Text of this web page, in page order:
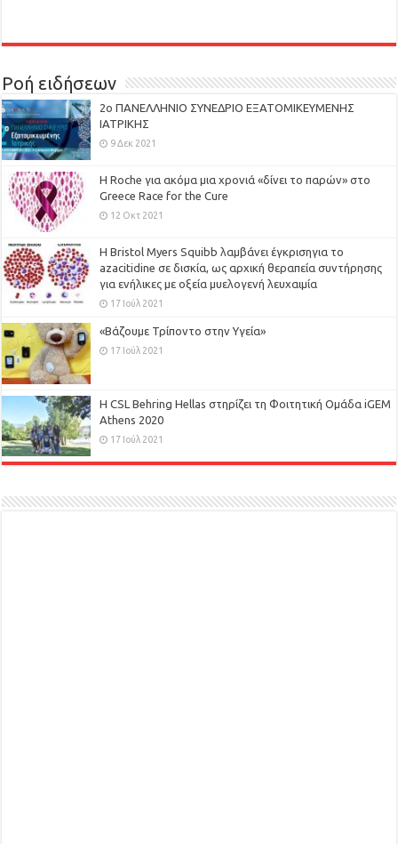
Ροή ειδήσεων
2ο ΠΑΝΕΛΛΗΝΙΟ ΣΥΝΕΔΡΙΟ ΕΞΑΤΟΜΙΚΕΥΜΕΝΗΣ
ΙΑΤΡΙΚΗΣ
9 Δεκ 2021
H Roche για ακόμα μια χρονιά «δίνει το παρών» στο
Greece Race for the Cure
12 Οκτ 2021
Η Bristol Myers Squibb λαμβάνει έγκρισηγια το
azacitidine σε δισκία, ως αρχική θεραπεία συντήρησης
για ενήλικες με οξεία μυελογενή λευχαιμία
17 Ιούλ 2021
«Βάζουμε Τρίποντο στην Υγεία»
17 Ιούλ 2021
H CSL Behring Hellas στηρίζει τη Φοιτητική Ομάδα iGEM
Athens 2020
17 Ιούλ 2021